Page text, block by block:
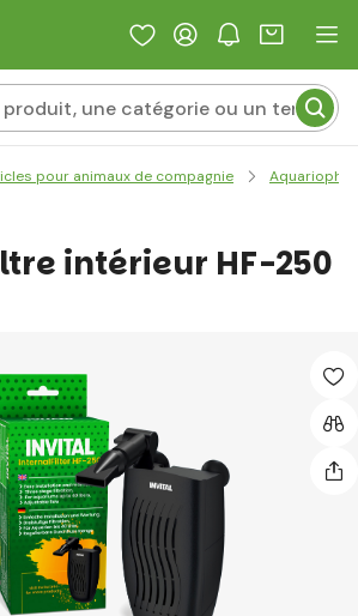
pour animaux de compagnie
intérieur HF-250